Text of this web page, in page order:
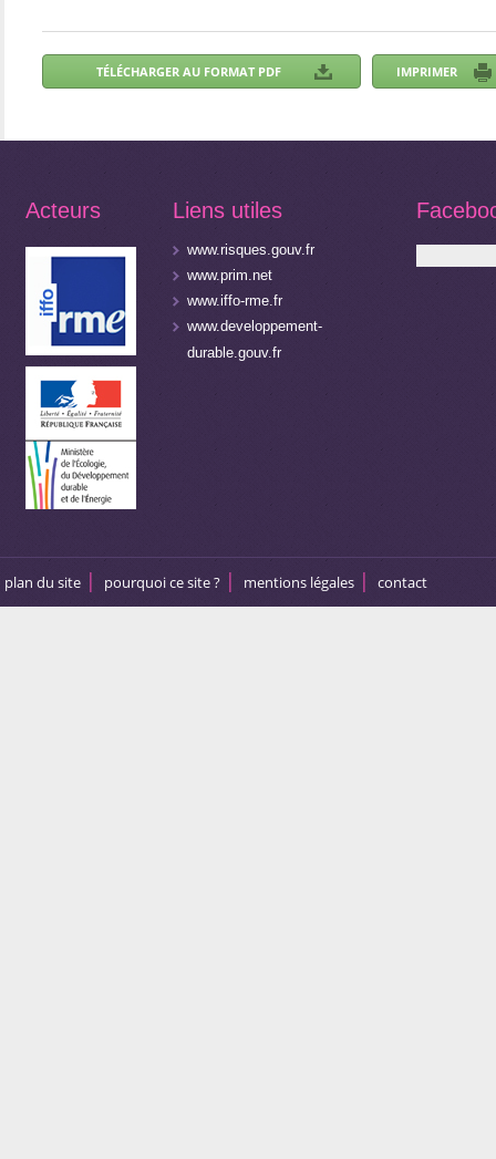
Acteurs Liens utiles
www.risques.gouv.fr
www.prim.net
www.iffo-rme.fr
www.developpement-
durable.gouv.fr
plan du site pourquoi ce site ? mentions légales contact